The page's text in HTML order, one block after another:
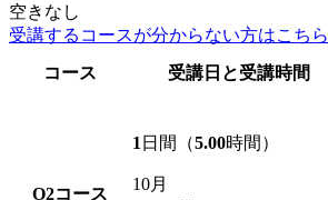
空きなし
受講するコースが分からない方はこちら
コース
受講日と受講時間
O2コース
1 日間（5.00時間）
10月